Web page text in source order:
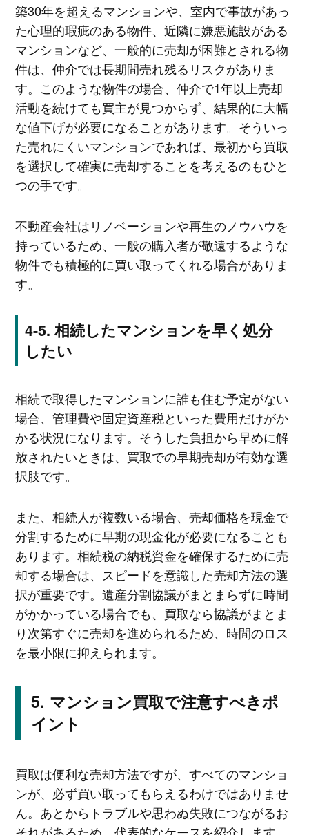
築30年を超えるマンションや、室内で事故があっ
た心理的瑕疵のある物件、近隣に嫌悪施設がある
マンションなど、一般的に売却が困難とされる物
件は、仲介では長期間売れ残るリスクがありま
す。このような物件の場合、仲介で1年以上売却
活動を続けても買主が見つからず、結果的に大幅
な値下げが必要になることがあります。そういっ
た売れにくいマンションであれば、最初から買取
を選択して確実に売却することを考えるのもひと
つの手です。
不動産会社はリノベーションや再生のノウハウを
持っているため、一般の購入者が敬遠するような
物件でも積極的に買い取ってくれる場合がありま
す。
相続したマンションを早く処分
したい
相続で取得したマンションに誰も住む予定がない
場合、管理費や固定資産税といった費用だけがか
かる状況になります。そうした負担から早めに解
放されたいときは、買取での早期売却が有効な選
択肢です。
また、相続人が複数いる場合、売却価格を現金で
分割するために早期の現金化が必要になることも
あります。相続税の納税資金を確保するために売
却する場合は、スピードを意識した売却方法の選
択が重要です。遺産分割協議がまとまらずに時間
がかかっている場合でも、買取なら協議がまとま
り次第すぐに売却を進められるため、時間のロス
を最小限に抑えられます。
マンション買取で注意すべきポ
イント
買取は便利な売却方法ですが、すべてのマンショ
ンが、必ず買い取ってもらえるわけではありませ
ん。あとからトラブルや思わぬ失敗につながるお